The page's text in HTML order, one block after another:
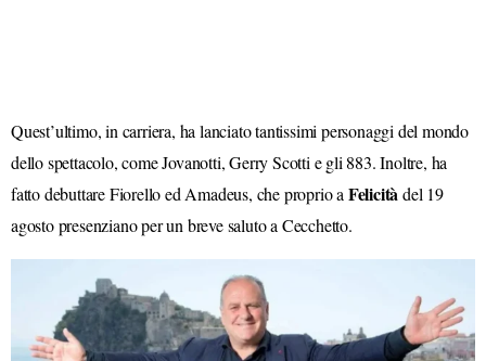
Quest’ultimo, in carriera, ha lanciato tantissimi personaggi del mondo
dello spettacolo, come Jovanotti, Gerry Scotti e gli 883. Inoltre, ha
fatto debuttare Fiorello ed Amadeus, che proprio a Felicitàdel 19
agosto presenziano per un breve saluto a Cecchetto.